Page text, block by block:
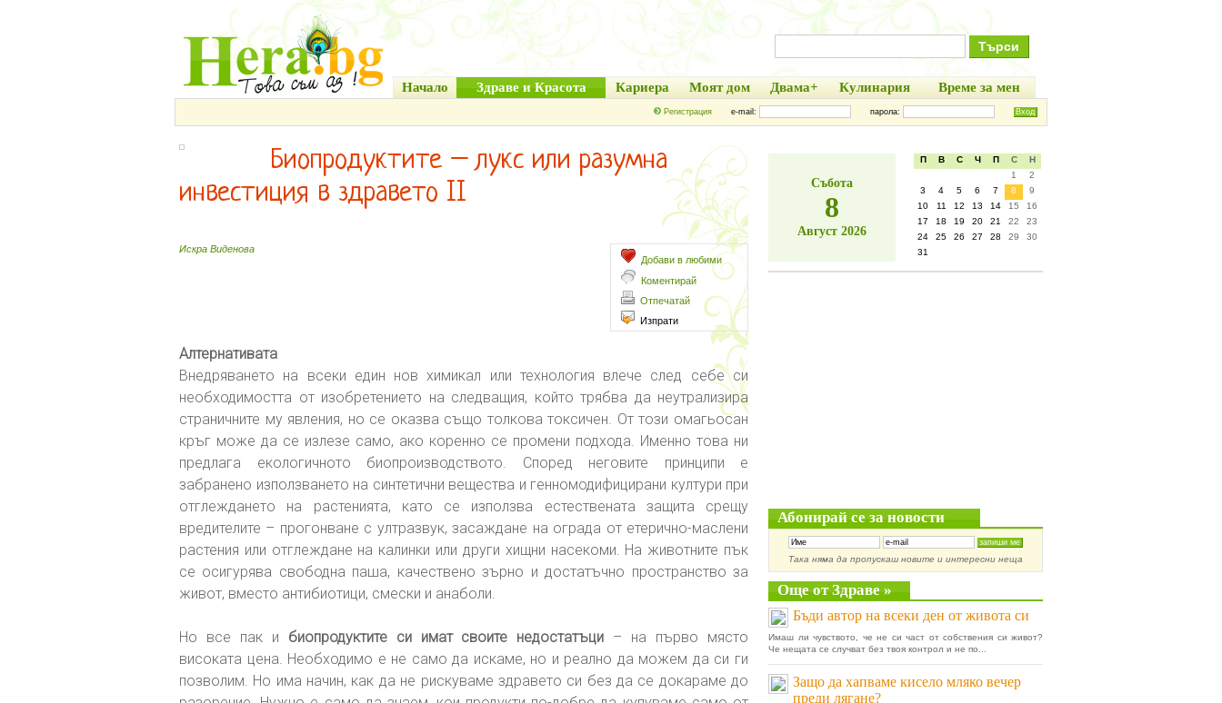
Начало Здраве и Красота Кариера Моят дом Двама+ Кулинария Време за мен
Регистрация e-mail: парола:
Биопродуктите – лукс или разумна
инвестиция в здравето II
Добави в любими
Коментирай
Отпечатай
Изпрати
Искра Виденова
Алтернативата
Внедряването на всеки един нов химикал или технология влече след себе си
необходимостта от изобретението на следващия, който трябва да неутрализира
страничните му явления, но се оказва също толкова токсичен. От този омагьосан
кръг може да се излезе само, ако коренно се промени подхода. Именно това ни
предлага екологичното биопроизводството. Според неговите принципи е
забранено използването на синтетични вещества и генномодифицирани култури при
отглеждането на растенията, като се използва естествената защита срещу
вредителите – прогонване с ултразвук, засаждане на ограда от етерично-маслени
растения или отглеждане на калинки или други хищни насекоми. На животните пък
се осигурява свободна паша, качествено зърно и достатъчно пространство за
живот, вместо антибиотици, смески и анаболи.
Но все пак и биопродуктите си имат своите недостатъци – на първо място
високата цена. Необходимо е не само да искаме, но и реално да можем да си ги
позволим. Но има начин, как да не рискуваме здравето си без да се докараме до
Събота
8
Август 2026
П В С Ч П С
Н
1
2
3
4 5 6 7 8
9
10
11 12 13 14 15
16
17
18 19 20 21 22
23
24
25 26 27 28 29
30
31
Абонирай се за новости
Така няма да пропускаш новите и интересни неща
Още от Здраве »
Бъди автор на всеки ден от живота си
Имаш ли чувството, че не си част от собствения си живот?
Че нещата се случват без твоя контрол и не по...
Защо да хапваме кисело мляко вечер
преди лягане?